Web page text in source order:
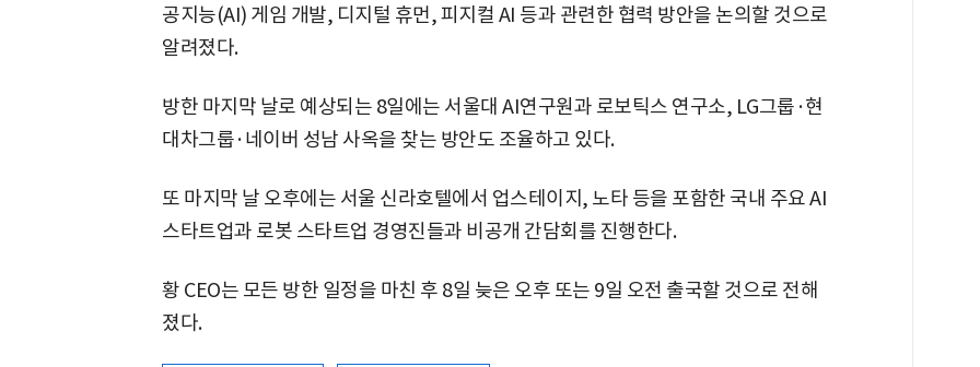
공지능(AI) 게임 개발, 디지털 휴먼, 피지컬 AI 등과 관련한 협력 방안을 논의할 것으로
알려졌다.
방한 마지막 날로 예상되는 8일에는 서울대 AI연구원과 로보틱스 연구소, LG그룹·현
대차그룹·네이버 성남 사옥을 찾는 방안도 조율하고 있다.
또 마지막 날 오후에는 서울 신라호텔에서 업스테이지, 노타 등을 포함한 국내 주요 AI
스타트업과 로봇 스타트업 경영진들과 비공개 간담회를 진행한다.
황 CEO는 모든 방한 일정을 마친 후 8일 늦은 오후 또는 9일 오전 출국할 것으로 전해
졌다.